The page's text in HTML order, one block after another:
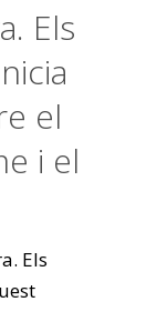
Els
el
i el
Els